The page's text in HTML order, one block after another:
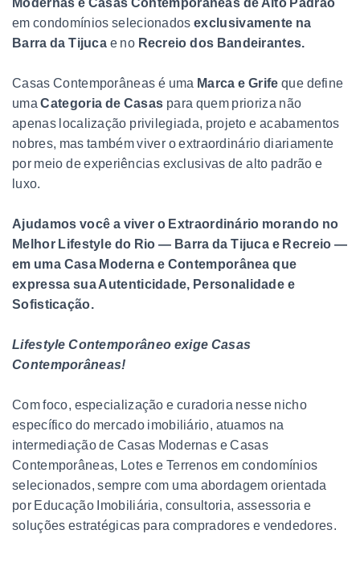
Modernas e Casas Contemporâneas de Alto Padrão
em condomínios selecionados exclusivamente na
Barra da Tijuca e no Recreio dos Bandeirantes.
Casas Contemporâneas é uma Marca e Grife que define
umaCategoria de Casas para quem prioriza não
apenas localização privilegiada, projeto e acabamentos
nobres, mas também viver o extraordinário diariamente
por meio de experiências exclusivas de alto padrão e
luxo.
Ajudamos você a viver o Extraordinário morando no
Melhor Lifestyle do Rio — Barra da Tijuca e Recreio —
em uma Casa Moderna e Contemporânea que
expressa sua Autenticidade, Personalidade e
Sofisticação.
Lifestyle Contemporâneo exige Casas
Contemporâneas!
Com foco, especialização e curadoria nesse nicho
específico do mercado imobiliário, atuamos na
intermediação de Casas Modernas e Casas
Contemporâneas, Lotes e Terrenos em condomínios
selecionados, sempre com uma abordagem orientada
por Educação Imobiliária, consultoria, assessoria e
soluções estratégicas para compradores e vendedores.